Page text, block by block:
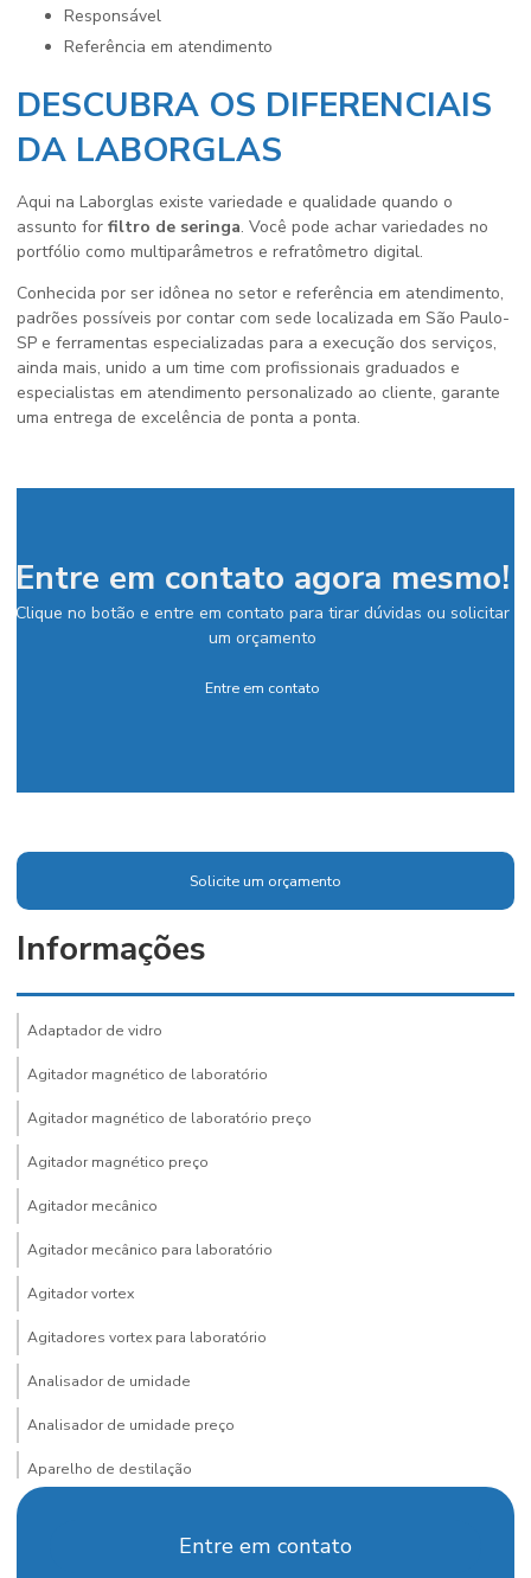
responsável
referência em atendimento
DESCUBRA OS DIFERENCIAIS
DA LABORGLAS
Aqui na Laborglas existe variedade e qualidade quando o
assunto for filtro de seringa. Você pode achar variedades no
portfólio como multiparâmetros e refratômetro digital.
Conhecida por ser idônea no setor e referência em atendimento,
padrões possíveis por contar com sede localizada em São Paulo-
SP e ferramentas especializadas para a execução dos serviços,
ainda mais, unido a um time com profissionais graduados e
especialistas em atendimento personalizado ao cliente, garante
uma entrega de excelência de ponta a ponta.
Entre em contato agora mesmo!
Clique no botão e entre em contato para tirar dúvidas ou solicitar
um orçamento
Entre em contato
Solicite um orçamento
Informações
Adaptador de vidro
Agitador magnético de laboratório
Agitador magnético de laboratório preço
Agitador magnético preço
Agitador mecânico
Agitador mecânico para laboratório
Agitador vortex
Agitadores vortex para laboratório
Analisador de umidade
Analisador de umidade preço
Aparelho de destilação
Aparelho para determinação de arsênio
Entre em contato